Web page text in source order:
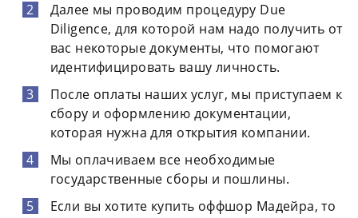
Далее мы проводим процедуру Due
Diligence, для которой нам надо получить от
вас некоторые документы, что помогают
идентифицировать вашу личность.
После оплаты наших услуг, мы приступаем к
сбору и оформлению документации,
которая нужна для открытия компании.
Мы оплачиваем все необходимые
государственные сборы и пошлины.
Если вы хотите купить оффшор Мадейра, то